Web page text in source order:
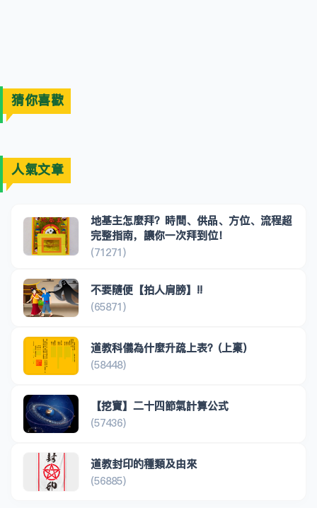
猜你喜歡
人氣文章
地基主怎麼拜？時間、供品、方位、流程超
完整指南，讓你一次拜到位！
(71271)
不要隨便【拍人肩膀】!!
(65871)
道教科儀為什麼升疏上表？(上稟)
(58448)
【挖寶】二十四節氣計算公式
(57436)
道教封印的種類及由來
(56885)